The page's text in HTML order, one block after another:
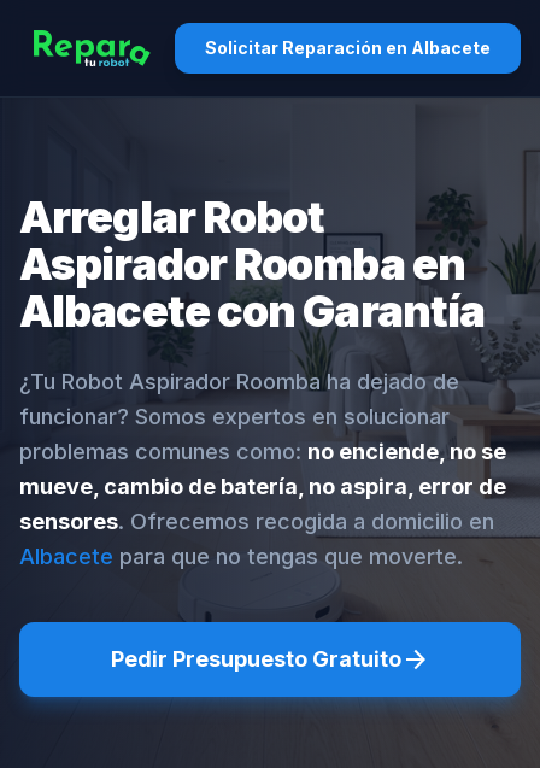
Solicitar Reparación en Albacete
Arreglar Robot
Aspirador Roomba en
Albacete con Garantía
¿Tu Robot Aspirador Roomba ha dejado de
funcionar? Somos expertos en solucionar
problemas comunes como: no enciende, no se
mueve, cambio de batería, no aspira, error de
sensores. Ofrecemos recogida a domicilio en
Albacete para que no tengas que moverte.
Pedir Presupuesto Gratuitoarrow_forward